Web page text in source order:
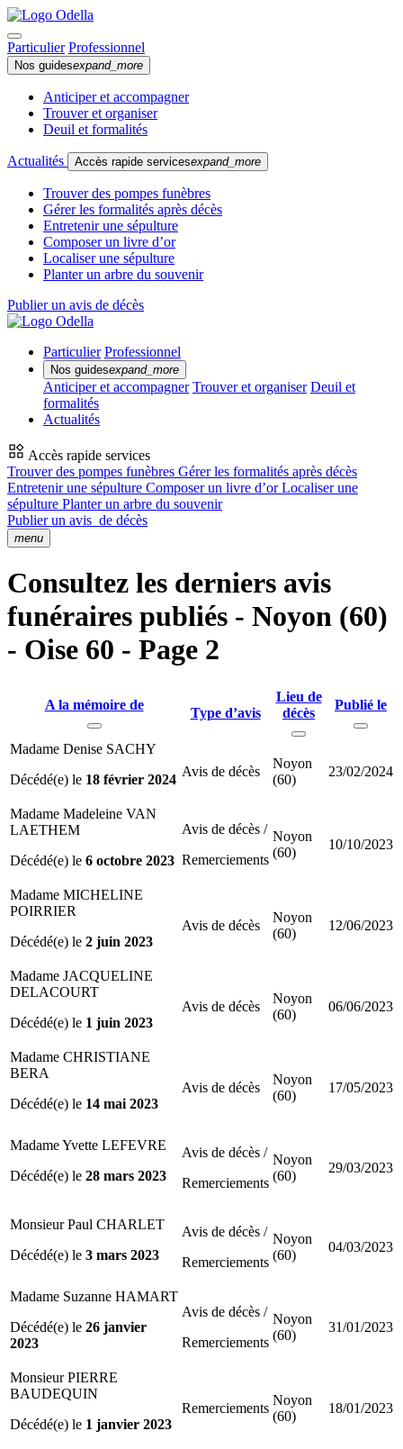
Particulier Professionnel
Nos guidesexpand_more
Anticiper et accompagner
Trouver et organiser
Deuil et formalités
Actualités Accès rapide servicesexpand_more
Trouver des pompes funèbres
Gérer les formalités après décès
Entretenir une sépulture
Composer un livre d’or
Localiser une sépulture
Planter un arbre du souvenir
Publier un avis de décès
Particulier Professionnel
Nos guidesexpand_more
Anticiper et accompagner Trouver et organiser Deuil et
formalités
Actualités
Accès rapide services
Trouver des pompes funèbres Gérer les formalités après décès
Entretenir une sépulture Composer un livre d’orLocaliser une
sépulture Planter un arbre du souvenir
Publier un avis de décès
menu
Consultez les derniers avis
funéraires publiés - Noyon (60)
- Oise 60 - Page 2
A la mémoire de
Type d’avis
Lieu de
décès
Publié le
Madame Denise SACHY
Décédé(e) le 18 février 2024
Avis de décès
Noyon
(60)
23/02/2024
Madame Madeleine VAN
LAETHEM
Décédé(e) le 6 octobre 2023
Avis de décès /
Remerciements
Noyon
(60)
10/10/2023
Madame MICHELINE
POIRRIER
Décédé(e) le 2 juin 2023
Avis de décès
Noyon
(60)
12/06/2023
Madame JACQUELINE
DELACOURT
Décédé(e) le 1 juin 2023
Avis de décès
Noyon
(60)
06/06/2023
Madame CHRISTIANE
BERA
Décédé(e) le 14 mai 2023
Avis de décès
Noyon
(60)
17/05/2023
Madame Yvette LEFEVRE
Décédé(e) le 28 mars 2023
Avis de décès /
Remerciements
Noyon
(60)
29/03/2023
Monsieur Paul CHARLET
Décédé(e) le 3 mars 2023
Avis de décès /
Remerciements
Noyon
(60)
04/03/2023
Madame Suzanne HAMART
Décédé(e) le 26 janvier
2023
Avis de décès /
Remerciements
Noyon
(60)
31/01/2023
Monsieur PIERRE
BAUDEQUIN
Décédé(e) le 1 janvier 2023
Remerciements
Noyon
(60)
18/01/2023